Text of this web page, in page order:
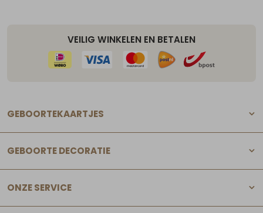
VEILIG WINKELEN EN BETALEN
GEBOORTEKAARTJES
GEBOORTE DECORATIE
ONZE SERVICE